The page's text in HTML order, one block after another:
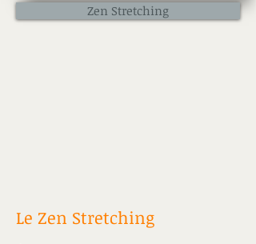
Zen Stretching
Le Zen Stretching